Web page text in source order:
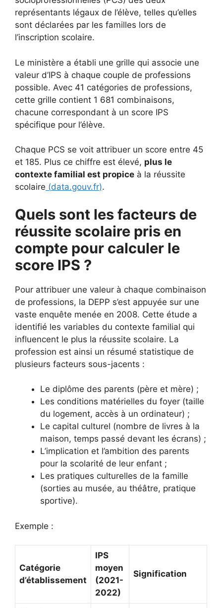
représentants légaux de l’élève, telles qu’elles
sont déclarées par les familles lors de
l’inscription scolaire.
Le ministère a établi une grille qui associe une
valeur d’IPS à chaque couple de professions
possible. Avec 41 catégories de professions,
cette grille contient 1 681 combinaisons,
chacune correspondant à un score IPS
spécifique pour l’élève.
Chaque PCS se voit attribuer un score entre 45
et 185. Plus ce chiffre est élevé, plus le
contexte familial est propice à la réussite
scolaire (data.gouv.fr).
Quels sont les facteurs de
réussite scolaire pris en
compte pour calculer le
score IPS ?
Pour attribuer une valeur à chaque combinaison
de professions, la DEPP s’est appuyée sur une
vaste enquête menée en 2008. Cette étude a
identifié les variables du contexte familial qui
influencent le plus la réussite scolaire. La
profession est ainsi un résumé statistique de
plusieurs facteurs sous-jacents :
Le diplôme des parents (père et mère) ;
Les conditions matérielles du foyer (taille
du logement, accès à un ordinateur) ;
Le capital culturel (nombre de livres à la
maison, temps passé devant les écrans) ;
L’implication et l’ambition des parents
pour la scolarité de leur enfant ;
Les pratiques culturelles de la famille
(sorties au musée, au théâtre, pratique
sportive).
Exemple :
Catégorie
d’établissement
IPS
moyen
(2021-
2022)
Signification